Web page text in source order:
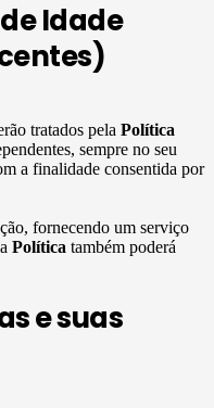
Idade
tratados pela Política
sempre no seu
a finalidade consentida por
fornecendo um serviço
Política também poderá
e suas